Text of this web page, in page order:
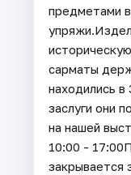
предметами
сарматы
находились в
заслуги они
на нашей
10:00 -
закрывается